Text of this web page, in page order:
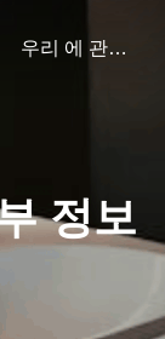
우리 에 관한 것
정보